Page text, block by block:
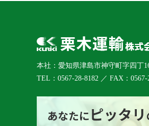
本社：愛知県津島市神守町字四丁
TEL：0567-28-8182 ／ FAX：0567-